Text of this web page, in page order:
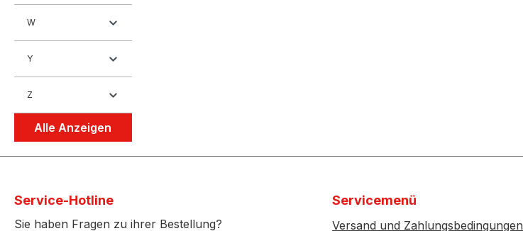
W
Y
Z
Alle Anzeigen
Service-Hotline
Sie haben Fragen zu ihrer Bestellung?
Servicemenü
Versand und Zahlungsbedingungen